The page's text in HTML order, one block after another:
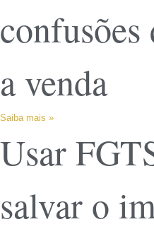
a venda
Saiba mais »
Usar
salvar o